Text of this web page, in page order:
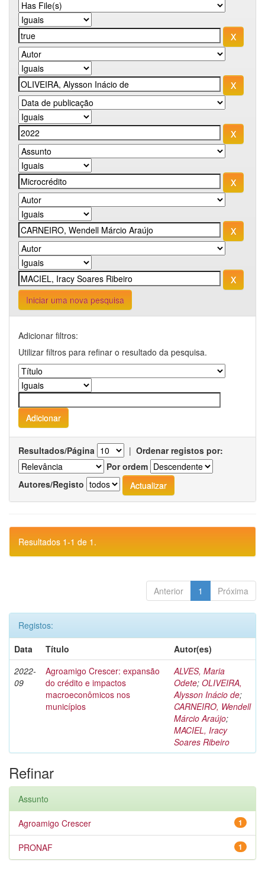
Iniciar uma nova pesquisa
Adicionar filtros:
Utilizar filtros para refinar o resultado da pesquisa.
Resultados/Página | Ordenar registos por:
Por ordem
Autores/Registo
Resultados 1-1 de 1.
Anterior 1 Próxima
Registos:
Data
Título
Autor(es)
2022-
09
Agroamigo Crescer: expansão
do crédito e impactos
macroeconômicos nos
municípios
ALVES, Maria
Odete; OLIVEIRA,
Alysson Inácio de;
CARNEIRO, Wendell
Márcio Araújo;
MACIEL, Iracy
Soares Ribeiro
Refinar
Assunto
1
Agroamigo Crescer
1
PRONAF